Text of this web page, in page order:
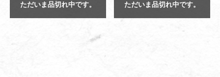
ただいま品切れ中です。 ただいま品切れ中です。